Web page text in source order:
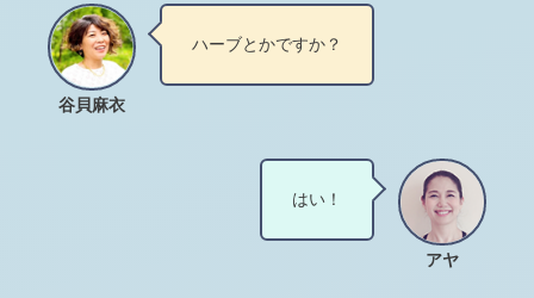
谷貝麻衣
ハーブとかですか？
アヤ
はい！